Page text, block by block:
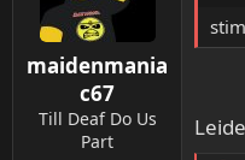
o
n
maidenmania
c67
Till Deaf Do Us
Part